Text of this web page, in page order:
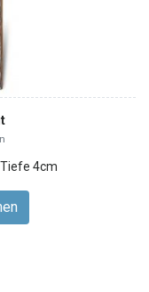
4cm